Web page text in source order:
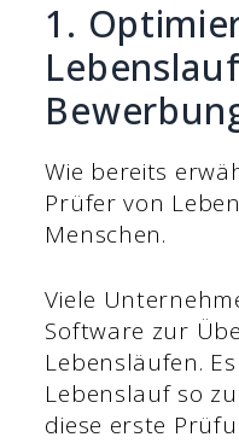
1.
Wie bereits
Prüfer von
Menschen.
Viele
Software zur
Lebensläufen.
Lebenslauf so
diese erste